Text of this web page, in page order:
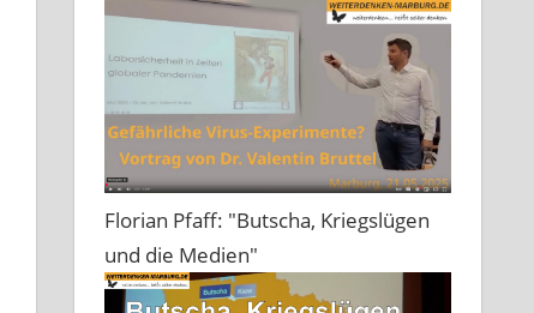
Florian Pfaff: "Butscha, Kriegslügen
und die Medien"